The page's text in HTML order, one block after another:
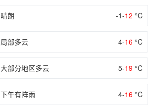
晴朗 -1-12 °C
局部多云 4-16 °C
大部分地区多云 5-19 °C
下午有阵雨 4-16 °C